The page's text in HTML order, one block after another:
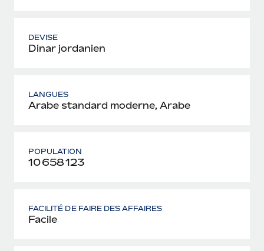
DEVISE
Dinar jordanien
LANGUES
Arabe standard moderne, Arabe
POPULATION
10 658 123
FACILITÉ DE FAIRE DES AFFAIRES
Facile